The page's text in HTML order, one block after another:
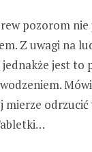
pozorom nie
Z uwagi na
jest to
mierze